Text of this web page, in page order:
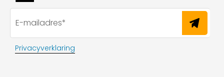
Privacyverklaring